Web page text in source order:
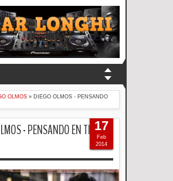
OLMOS » DIEGO OLMOS - PENSANDO
- PENSANDO EN TI - 17
Feb
2014